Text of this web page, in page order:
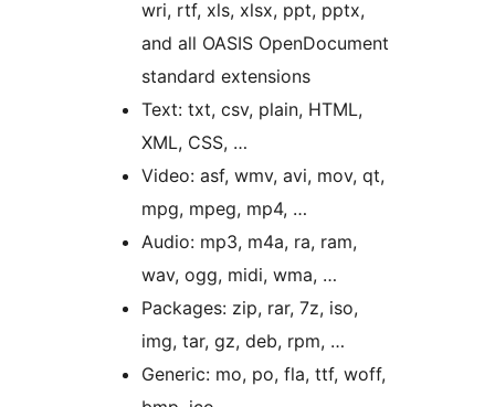
wri, rtf, xls, xlsx, ppt, pptx,
and all OASIS OpenDocument
standard extensions
Text: txt, csv, plain, HTML,
XML, CSS, …
Video: asf, wmv, avi, mov, qt,
mpg, mpeg, mp4, …
Audio: mp3, m4a, ra, ram,
wav, ogg, midi, wma, …
Packages: zip, rar, 7z, iso,
img, tar, gz, deb, rpm, …
Generic: mo, po, fla, ttf, woff,